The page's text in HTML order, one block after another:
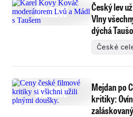
Český lev
Vlny
dýchá
České
Mejdan po
kritiky: